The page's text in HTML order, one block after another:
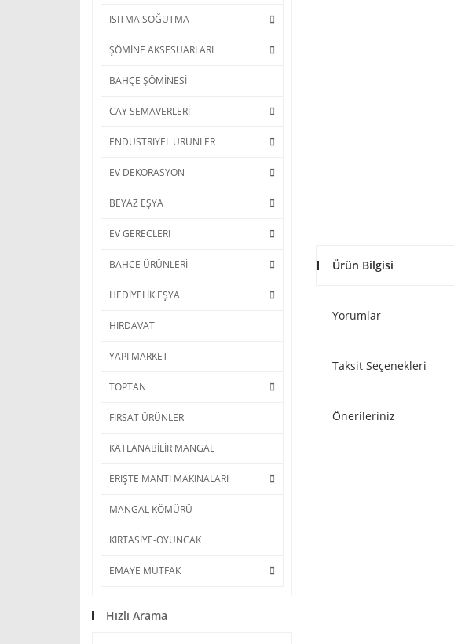
ISITMA SOĞUTMA
ŞÖMİNE AKSESUARLARI
BAHÇE ŞÖMİNESİ
CAY SEMAVERLERİ
ENDÜSTRİYEL ÜRÜNLER
EV DEKORASYON
BEYAZ EŞYA
EV GERECLERİ
BAHCE ÜRÜNLERİ
HEDİYELİK EŞYA
HIRDAVAT
YAPI MARKET
TOPTAN
FIRSAT ÜRÜNLER
KATLANABİLİR MANGAL
ERİŞTE MANTI MAKİNALARI
MANGAL KÖMÜRÜ
KIRTASİYE-OYUNCAK
EMAYE MUTFAK
Hızlı Arama
Ürün Bilgisi
Yorumlar
Taksit Seçenekleri
Önerileriniz